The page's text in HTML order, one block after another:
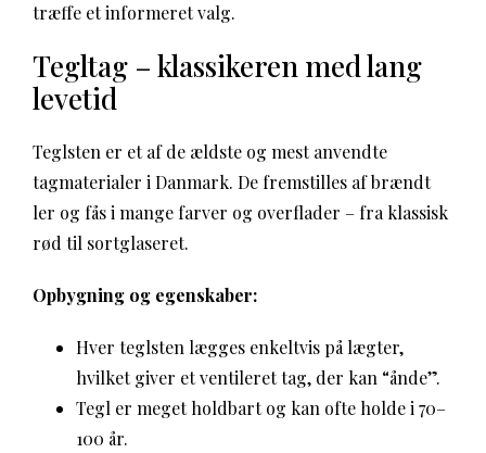
træffe et informeret valg.
Tegltag – klassikeren med lang
levetid
Teglsten er et af de ældste og mest anvendte
tagmaterialer i Danmark. De fremstilles af brændt
ler og fås i mange farver og overflader – fra klassisk
rød til sortglaseret.
Opbygning og egenskaber:
Hver teglsten lægges enkeltvis på lægter,
hvilket giver et ventileret tag, der kan “ånde”.
Tegl er meget holdbart og kan ofte holde i 70–
100 år.